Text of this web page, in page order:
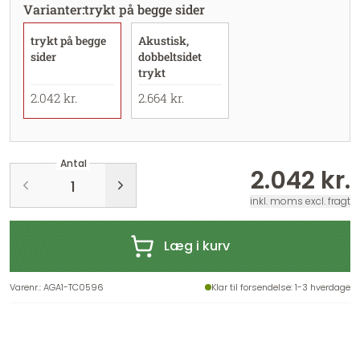
Varianter:trykt på begge sider
trykt på begge
sider
2.042 kr.
Akustisk,
dobbeltsidet
trykt
2.664 kr.
Antal
2.042 kr.
inkl. moms excl. fragt
Læg i kurv
Varenr.:AGA1-TC0596 Klar til forsendelse: 1-3 hverdage